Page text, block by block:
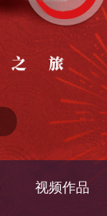
视频作品